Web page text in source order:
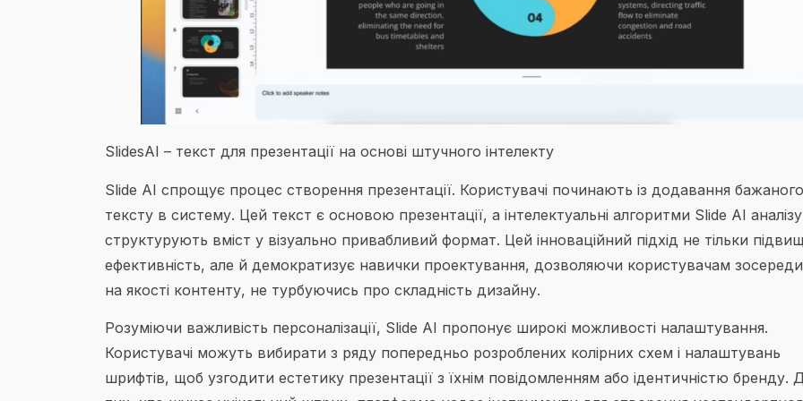
SlidesAI – текст для презентації на основі штучного інтелекту
Slide AI спрощує процес створення презентації. Користувачі починають із додавання бажаного
тексту в систему. Цей текст є основою презентації, а інтелектуальні алгоритми Slide AI
структурують вміст у візуально привабливий формат. Цей інноваційний підхід не тільки
ефективність, але й демократизує навички проектування, дозволяючи користувачам
на якості контенту, не турбуючись про складність дизайну.
Розуміючи важливість персоналізації, Slide AI пропонує широкі можливості налаштування.
Користувачі можуть вибирати з ряду попередньо розроблених колірних схем і налаштувань
шрифтів, щоб узгодити естетику презентації з їхнім повідомленням або ідентичністю бренду.